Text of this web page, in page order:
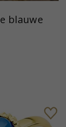
blauwe